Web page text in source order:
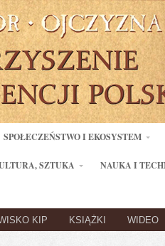
SPOŁECZEŃSTWO I EKOSYSTEM
SZTUKA NAUKA I
KIP KSIĄŻKI WIDEO